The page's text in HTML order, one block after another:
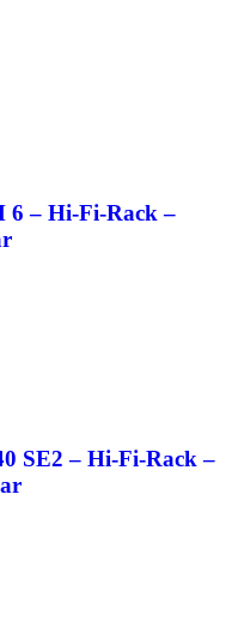
6 – Hi-Fi-Rack –
SE2 – Hi-Fi-Rack –